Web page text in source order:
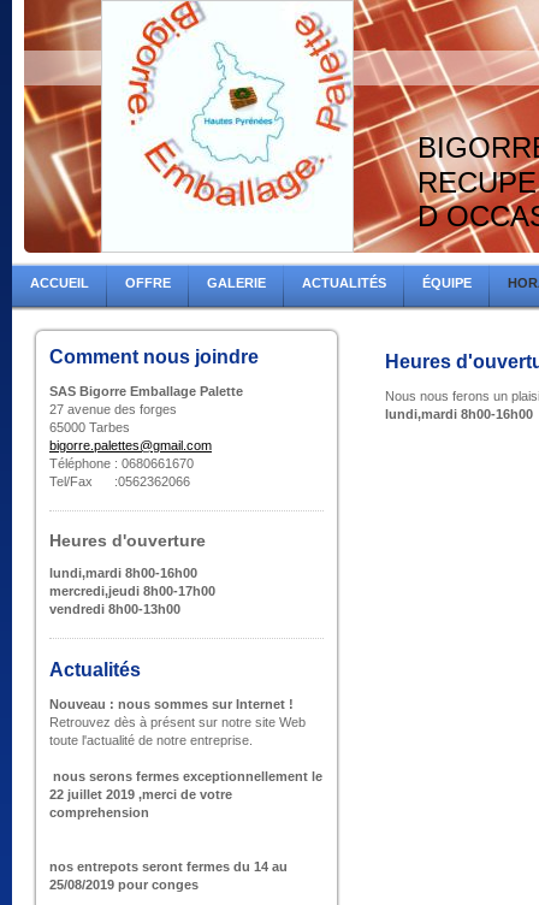
D
ACCUEIL OFFRE GALERIE ACTUALITÉS ÉQUIPE
Comment nous joindre
SAS Bigorre Emballage Palette
27 avenue des forges
65000 Tarbes
bigorre.palettes@gmail.com
Téléphone : 0680661670
Tel/Fax :0562362066
Heures d'ouverture
lundi,mardi 8h00-16h00
mercredi,jeudi 8h00-17h00
vendredi 8h00-13h00
Actualités
Nouveau : nous sommes sur Internet !
Retrouvez dès à présent sur notre site Web
toute l'actualité de notre entreprise.
nous serons fermes exceptionnellement le
22 juillet 2019 ,merci de votre
comprehension
nos entrepots seront fermes du 14 au
25/08/2019 pour conges
Heures
Nous nous ferons un
lundi,mardi 8h00-